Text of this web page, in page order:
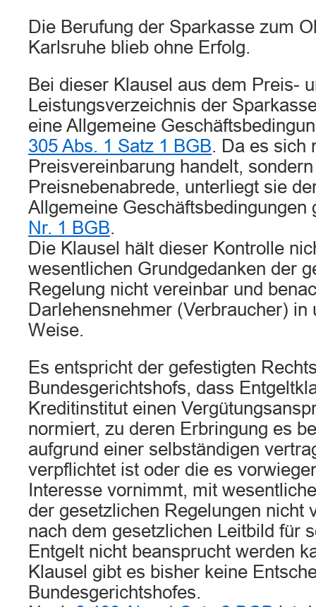
Die Berufung der Sparkasse zum
Karlsruhe blieb ohne Erfolg.
Bei dieser Klausel aus dem Preis-
Leistungsverzeichnis der
eine Allgemeine
305 Abs. 1 Satz 1 BGB. Da es sich
Preisvereinbarung handelt,
Preisnebenabrede, unterliegt sie
Allgemeine
Nr. 1 BGB.
Die Klausel hält dieser Kontrolle
wesentlichen Grundgedanken der
Regelung nicht vereinbar und
Darlehensnehmer (Verbraucher) in
Weise.
Es entspricht der gefestigten
Bundesgerichtshofs, dass
Kreditinstitut einen
normiert, zu deren Erbringung es
aufgrund einer selbständigen
verpflichtet ist oder die es
Interesse vornimmt, mit
der gesetzlichen Regelungen nicht
nach dem gesetzlichen Leitbild für
Entgelt nicht beansprucht werden
Klausel gibt es bisher keine
Bundesgerichtshofes.